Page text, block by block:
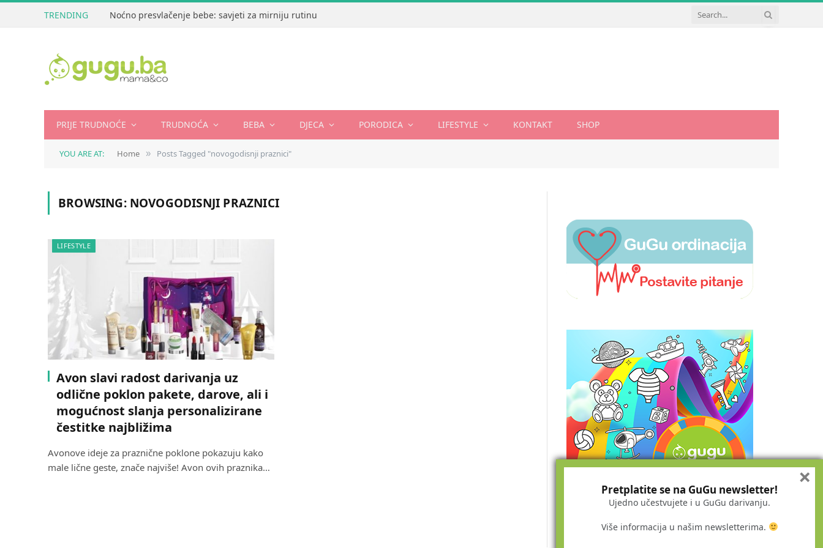
TRENDING Noćno presvlačenje bebe: savjeti za mirniju rutinu
PRIJE TRUDNOĆE TRUDNOĆA BEBA DJECA PORODICA LIFESTYLE KONTAKT SHOP
YOU ARE AT: Home » Posts Tagged "novogodisnji praznici"
BROWSING: NOVOGODISNJI PRAZNICI
LIFESTYLE
Avon slavi radost darivanja uz
odlične poklon pakete, darove, ali i
mogućnost slanja personalizirane
čestitke najbližima
Avonove ideje za praznične poklone pokazuju kako
male lične geste, znače najviše! Avon ovih praznika…
Pretplatite se na GuGu newsletter!
Ujedno učestvujete i u GuGu darivanju.
Više informacija u našim newsletterima.
×